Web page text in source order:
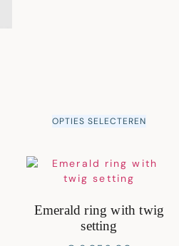
OPTIES SELECTEREN
Emerald ring with twig
setting